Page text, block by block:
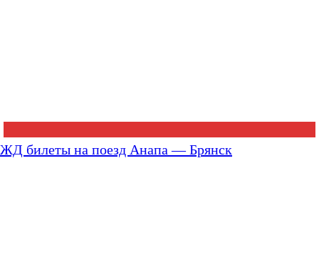
ЖД билеты на поезд Анапа — Брянск